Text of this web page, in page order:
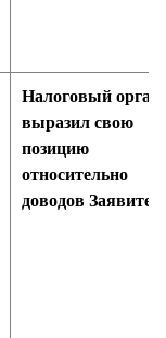
Налоговый орган
выразил свою
позицию
относительно
доводов